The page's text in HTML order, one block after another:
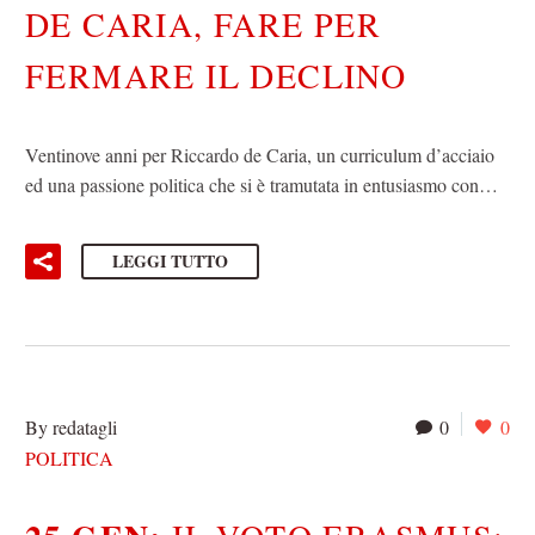
DE CARIA, FARE PER
FERMARE IL DECLINO
Ventinove anni per Riccardo de Caria, un curriculum d’acciaio
ed una passione politica che si è tramutata in entusiasmo con…
LEGGI TUTTO
0 0
By redatagli
POLITICA